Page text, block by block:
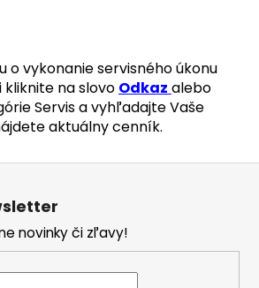
o vykonanie servisného úkonu
na slovo Odkaz alebo
Servis a vyhľadajte Vaše
aktuálny cenník.
novinky či zľavy!